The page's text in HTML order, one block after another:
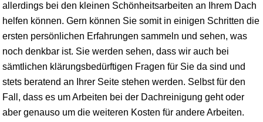
allerdings bei den kleinen Schönheitsarbeiten an Ihrem Dach
helfen können. Gern können Sie somit in einigen Schritten die
ersten persönlichen Erfahrungen sammeln und sehen, was
noch denkbar ist. Sie werden sehen, dass wir auch bei
sämtlichen klärungsbedürftigen Fragen für Sie da sind und
stets beratend an Ihrer Seite stehen werden. Selbst für den
Fall, dass es um Arbeiten bei der Dachreinigung geht oder
aber genauso um die weiteren Kosten für andere Arbeiten.